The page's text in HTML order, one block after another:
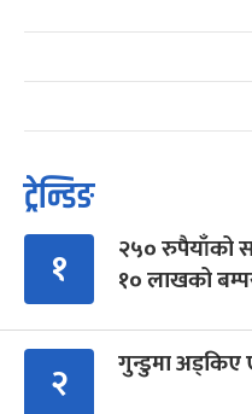
ट्रेन्डिङ
१
२५० रुपैयाँको
१० लाखको
२ गुन्डुमा अड्किए